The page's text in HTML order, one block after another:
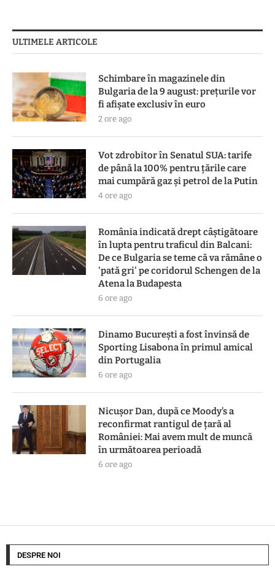
ULTIMELE ARTICOLE
Schimbare în magazinele din
Bulgaria de la 9 august: prețurile vor
fi afișate exclusiv în euro
2 ore ago
Vot zdrobitor în Senatul SUA: tarife
de până la 100% pentru țările care
mai cumpără gaz și petrol de la Putin
4 ore ago
România indicată drept câștigătoare
în lupta pentru traficul din Balcani:
De ce Bulgaria se teme că va rămâne o
'pată gri' pe coridorul Schengen de la
Atena la Budapesta
6 ore ago
Dinamo București a fost învinsă de
Sporting Lisabona în primul amical
din Portugalia
6 ore ago
Nicușor Dan, după ce Moody’s a
reconfirmat rantigul de țară al
României: Mai avem mult de muncă
în următoarea perioadă
6 ore ago
DESPRE NOI